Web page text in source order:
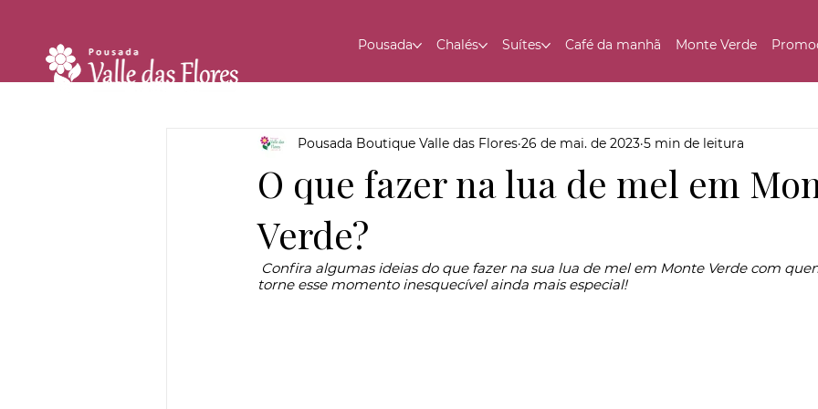
Pousada Chalés Suítes Café da manhã Monte Verde
O que fazer na lua de mel em
Verde?
Pousada Boutique Valle das Flores 26 de mai. de 2023 5 min de leitura
torne esse momento inesquecível ainda mais especial!